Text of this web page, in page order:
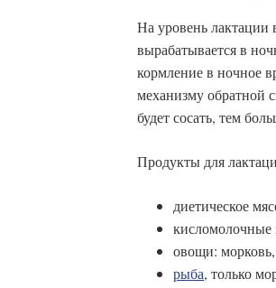
На уровень лактации
вырабатывается в
кормление в ночное
механизму обратной
будет сосать, тем
Продукты для
диетическое
кисломолочные
овощи:
рыба, только